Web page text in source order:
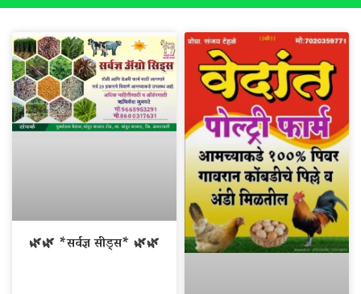
🌿🌿 *सर्वज्ञ सीड्स* 🌿🌿